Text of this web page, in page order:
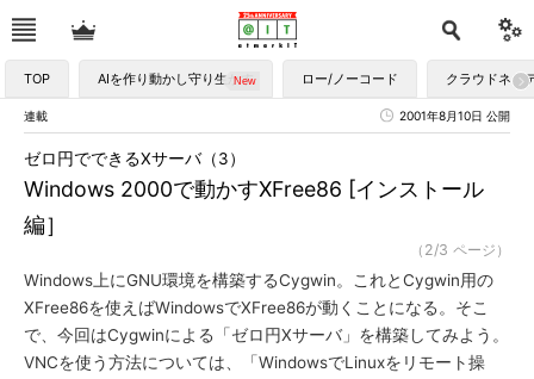
TOP AIを作り動かし守り生かす ロー/ノーコード クラウドネイ
連載 2001年8月10日 公開
Windows 2000で動かすXFree86 [インストール
編］
ゼロ円でできるXサーバ（3）
（2/3 ページ）
Windows上にGNU環境を構築するCygwin。これとCygwin用の
XFree86を使えばWindowsでXFree86が動くことになる。そこ
で、今回はCygwinによる「ゼロ円Xサーバ」を構築してみよう。
VNCを使う方法については、「WindowsでLinuxをリモート操